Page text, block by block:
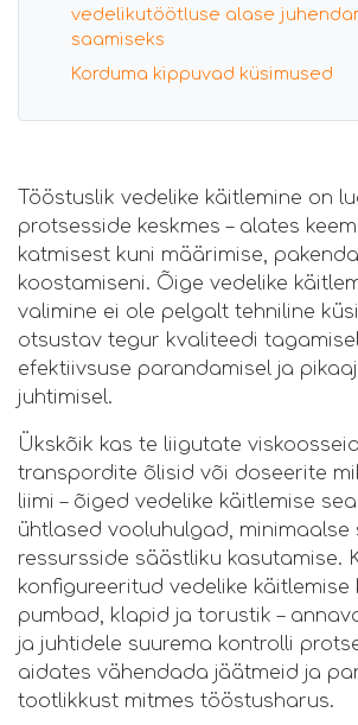
vedelikutöötluse alase
saamiseks
Korduma kippuvad küsimused
Tööstuslik vedelike käitlemine on
protsesside keskmes – alates
katmisest kuni määrimise,
koostamiseni. Õige vedelike
valimine ei ole pelgalt tehniline
otsustav tegur kvaliteedi
efektiivsuse parandamisel ja
juhtimisel.
Ükskõik kas te liigutate
transpordite õlisid või doseerite
liimi – õiged vedelike käitlemise
ühtlased vooluhulgad, minimaalse
ressursside säästliku kasutamise.
konfigureeritud vedelike käitlemise
pumbad, klapid ja torustik –
ja juhtidele suurema kontrolli
aidates vähendada jäätmeid ja
tootlikkust mitmes tööstusharus.